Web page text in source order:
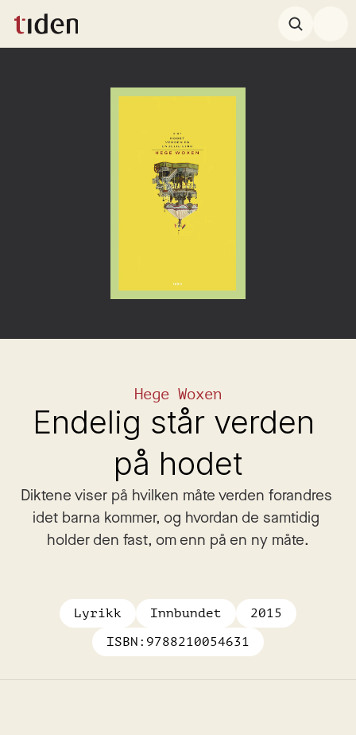
Hege Woxen
Endelig står verden
på hodet
Diktene viser på hvilken måte verden forandres
idet barna kommer, og hvordan de samtidig
holder den fast, om enn på en ny måte.
Lyrikk Innbundet
2015
ISBN: 9788210054631